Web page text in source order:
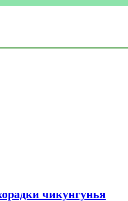
чикунгунья